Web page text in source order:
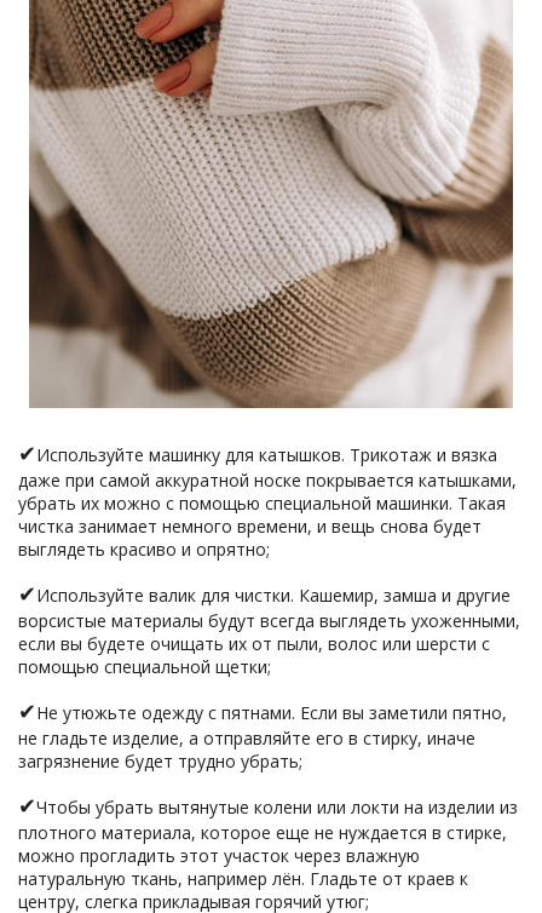
✔Используйте машинку для катышков. Трикотаж и вязка
даже при самой аккуратной носке покрывается катышками,
убрать их можно с помощью специальной машинки. Такая
чистка занимает немного времени, и вещь снова будет
выглядеть красиво и опрятно;
✔Используйте валик для чистки. Кашемир, замша и другие
ворсистые материалы будут всегда выглядеть ухоженными,
если вы будете очищать их от пыли, волос или шерсти с
помощью специальной щетки;
✔Не утюжьте одежду с пятнами. Если вы заметили пятно,
не гладьте изделие, а отправляйте его в стирку, иначе
загрязнение будет трудно убрать;
✔Чтобы убрать вытянутые колени или локти на изделии из
плотного материала, которое еще не нуждается в стирке,
можно прогладить этот участок через влажную
натуральную ткань, например лён. Гладьте от краев к
центру, слегка прикладывая горячий утюг;